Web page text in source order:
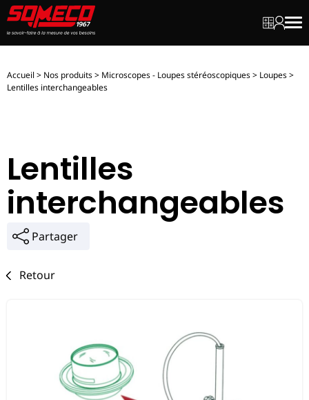
MonMon
Accueil > Nos produits> Microscopes - Loupes stéréoscopiques> Loupes>
Lentilles interchangeables
Lentilles
interchangeables
Partager
Retour